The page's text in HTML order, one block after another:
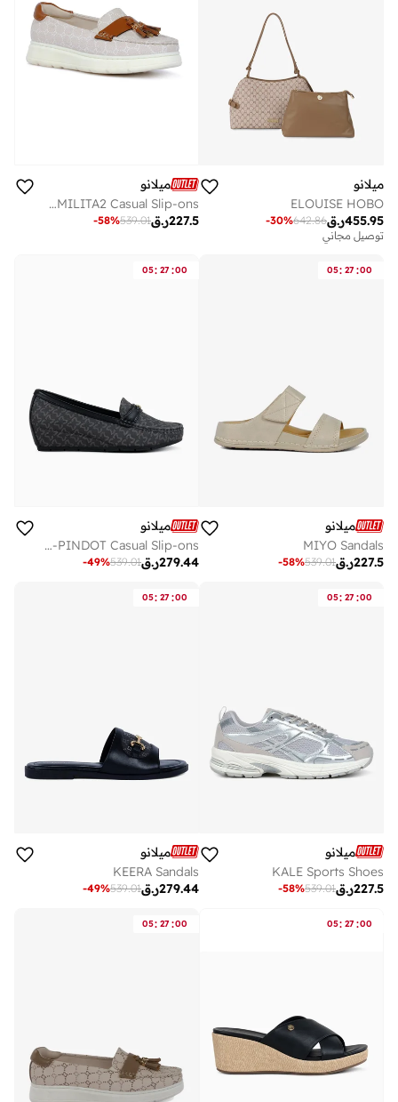
ميلانو
ELOUISE HOBO
ر.ق455.95
642.86
-30%
توصيل مجاني
ميلانو
CARMILITA2 Casual Slip-ons
ر.ق227.5
539.01
-58%
05: 27 :00
ميلانو
MIYO Sandals
ر.ق227.5
539.01
-58%
05: 27 :00
ميلانو
ANONAS-PINDOT Casual Slip-ons
ر.ق279.44
539.01
-49%
05: 27 :00
ميلانو
KALE Sports Shoes
ر.ق227.5
539.01
-58%
05: 27 :00
ميلانو
KEERA Sandals
ر.ق279.44
539.01
-49%
05: 27 :00
05: 27 :00